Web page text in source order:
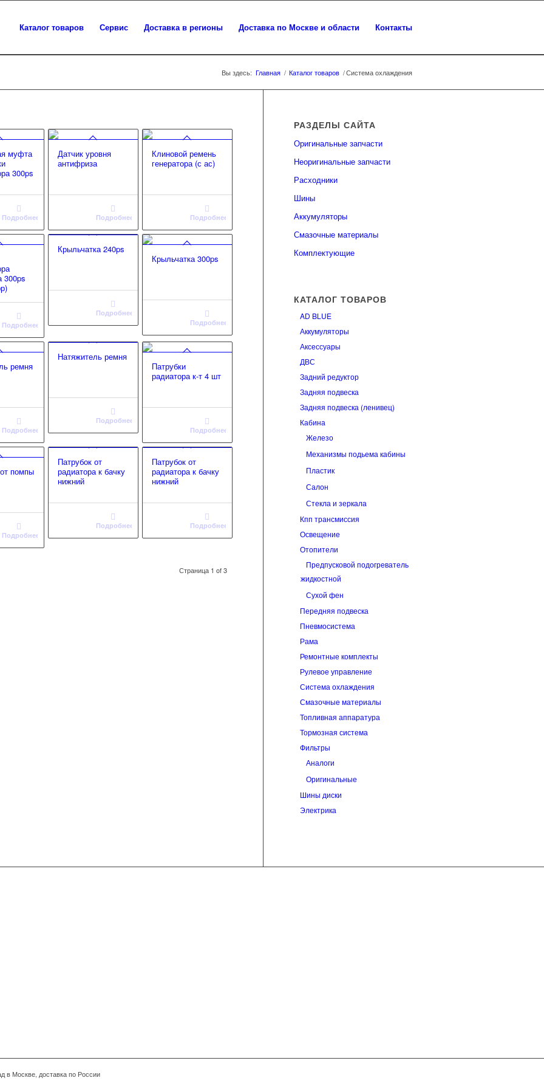
Каталог товаров Сервис Доставка в регионы Доставка по Москве и области Контакты
Вы здесь: Главная / Каталог товаров /Система охлаждения
муфта
300ps
Подробнее
Датчик уровня
антифриза
Подробнее
Клиновой ремень
генератора (с ас)
Подробнее
300ps
Подробнее
Крыльчатка 240ps
Подробнее
Крыльчатка 300ps
Подробнее
ремня
Подробнее
Натяжитель ремня
Подробнее
Патрубки
радиатора к-т 4 шт
Подробнее
помпы
Подробнее
Патрубок от
радиатора к бачку
нижний
Подробнее
Патрубок от
радиатора к бачку
нижний
Подробнее
Страница 1 of 3
РАЗДЕЛЫ САЙТА
Оригинальные запчасти
Неоригинальные запчасти
Расходники
Шины
Аккумуляторы
Смазочные материалы
Комплектующие
КАТАЛОГ ТОВАРОВ
AD BLUE
Аккумуляторы
Аксессуары
ДВС
Задний редуктор
Задняя подвеска
Задняя подвеска (ленивец)
Кабина
Железо
Механизмы подьема кабины
Пластик
Салон
Стекла и зеркала
Кпп трансмиссия
Освещение
Отопители
Предпусковой подогреватель
жидкостной
Сухой фен
Передняя подвеска
Пневмосистема
Рама
Ремонтные комплекты
Рулевое управление
Система охлаждения
Смазочные материалы
Топливная аппаратура
Тормозная система
Фильтры
Аналоги
Оригинальные
Шины диски
Электрика
в Москве, доставка по России